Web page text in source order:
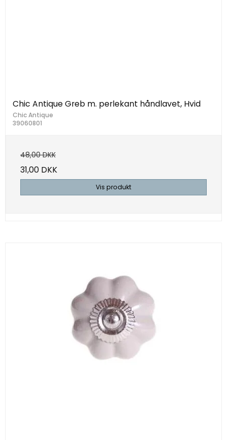
Chic Antique Greb m. perlekant håndlavet, Hvid
Chic Antique
39060801
48,00 DKK
31,00 DKK
Vis produkt